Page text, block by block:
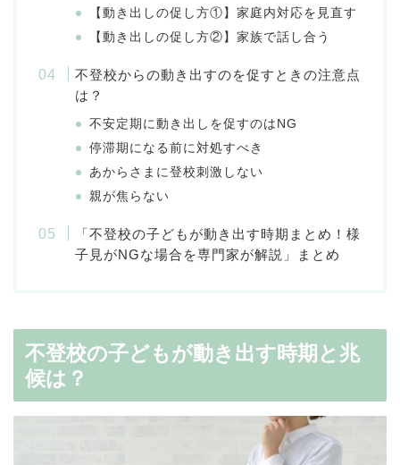
【動き出しの促し方①】家庭内対応を見直す
【動き出しの促し方②】家族で話し合う
不登校からの動き出すのを促すときの注意点
は？
不安定期に動き出しを促すのはNG
停滞期になる前に対処すべき
あからさまに登校刺激しない
親が焦らない
「不登校の子どもが動き出す時期まとめ！様
子見がNGな場合を専門家が解説」まとめ
不登校の子どもが動き出す時期と兆
候は？